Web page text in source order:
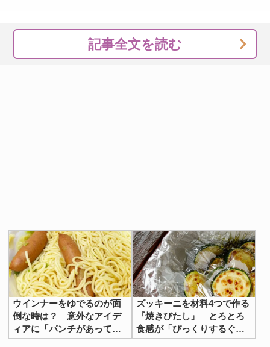
記事全文を読む
ウインナーをゆでるのが面
倒な時は？ 意外なアイデ
ィアに「パンチがあってう
まい！」
ズッキーニを材料4つで作る
『焼きびたし』 とろとろ
食感が「びっくりするぐら
いおいしい」